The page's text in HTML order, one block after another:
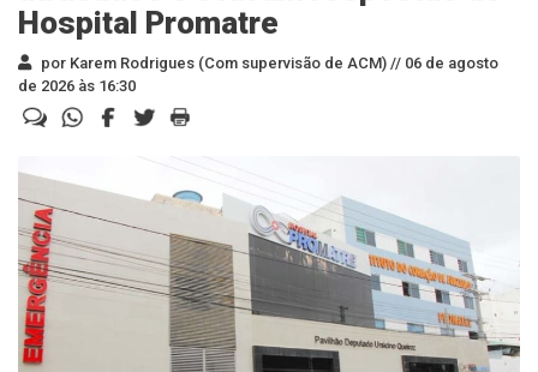
Hospital Promatre
por Karem Rodrigues (Com supervisão de ACM) // 06 de agosto
de 2026 às 16:30